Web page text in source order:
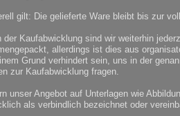
gilt: Die gelieferte Ware bleibt bis zur
der Kaufabwicklung sind wir weiterhin
allerdings ist dies aus
Grund verhindert sein, uns in der
zur Kaufabwicklung fragen.
unser Angebot auf Unterlagen wie
als verbindlich bezeichnet oder